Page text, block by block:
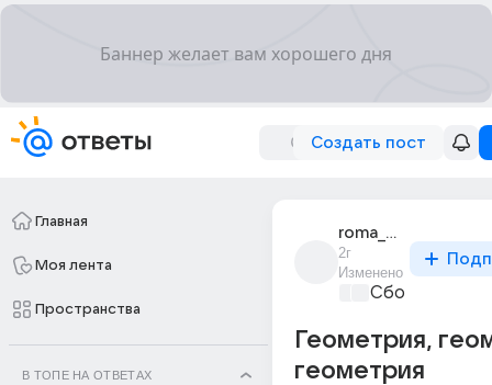
Создать пост
Главная
Моя лента
Пространства
В ТОПЕ НА ОТВЕТАХ
roma_makeev_90
2г
Изменено
Сборная
Геометрия,
геометрия